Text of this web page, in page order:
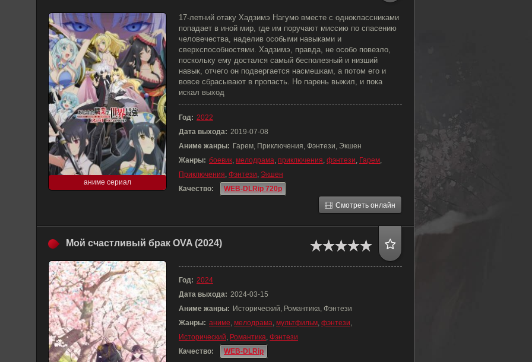
аниме сериал
17-летний отаку Хадзимэ Нагумо вместе с одноклассниками
попадает в иной мир, где им поручают миссию по спасению
человечества, наделив особыми навыками и
сверхспособностями. Хадзимэ, правда, не особо повезло,
поскольку ему достался самый бесполезный и низший
навык, отчего он подвергается насмешкам, а потом его и
вовсе сбрасывают в пропасть. Но парень выжил, и пока
искал выход
Год: 2022
Дата выхода: 2019-07-08
Аниме жанры: Гарем, Приключения, Фэнтези, Экшен
Жанры: боевик, мелодрама, приключения, фэнтези, Гарем,
Приключения, Фэнтези, Экшен
Качество:
WEB-DLRip 720p
Смотреть онлайн
Мой счастливый брак OVA (2024)
Год: 2024
Дата выхода: 2024-03-15
Аниме жанры: Исторический, Романтика, Фэнтези
Жанры: аниме, мелодрама, мультфильм, фэнтези,
Исторический, Романтика, Фэнтези
Качество:
WEB-DLRip